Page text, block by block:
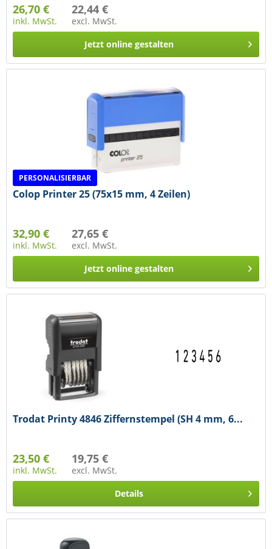
26,70 €
inkl. MwSt.
22,44 €
excl. MwSt.
Jetzt online gestalten
PERSONALISIERBAR
Colop Printer 25 (75x15 mm, 4 Zeilen)
32,90 €
inkl. MwSt.
27,65 €
excl. MwSt.
Jetzt online gestalten
Trodat Printy 4846 Ziffernstempel (SH 4 mm, 6...
23,50 €
inkl. MwSt.
19,75 €
excl. MwSt.
Details